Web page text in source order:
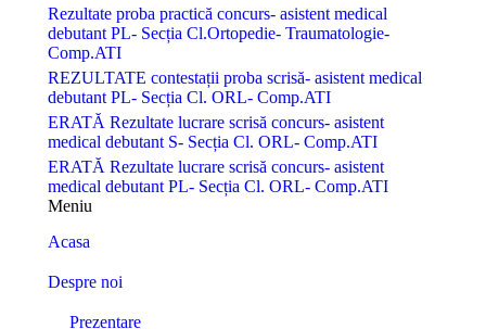
Rezultate proba practică concurs- asistent medical
debutant PL- Secția Cl.Ortopedie- Traumatologie-
Comp.ATI
REZULTATE contestații proba scrisă- asistent medical
debutant PL- Secția Cl. ORL- Comp.ATI
ERATĂ Rezultate lucrare scrisă concurs- asistent
medical debutant S- Secția Cl. ORL- Comp.ATI
ERATĂ Rezultate lucrare scrisă concurs- asistent
medical debutant PL- Secția Cl. ORL- Comp.ATI
Meniu
Acasa
Despre noi
Prezentare